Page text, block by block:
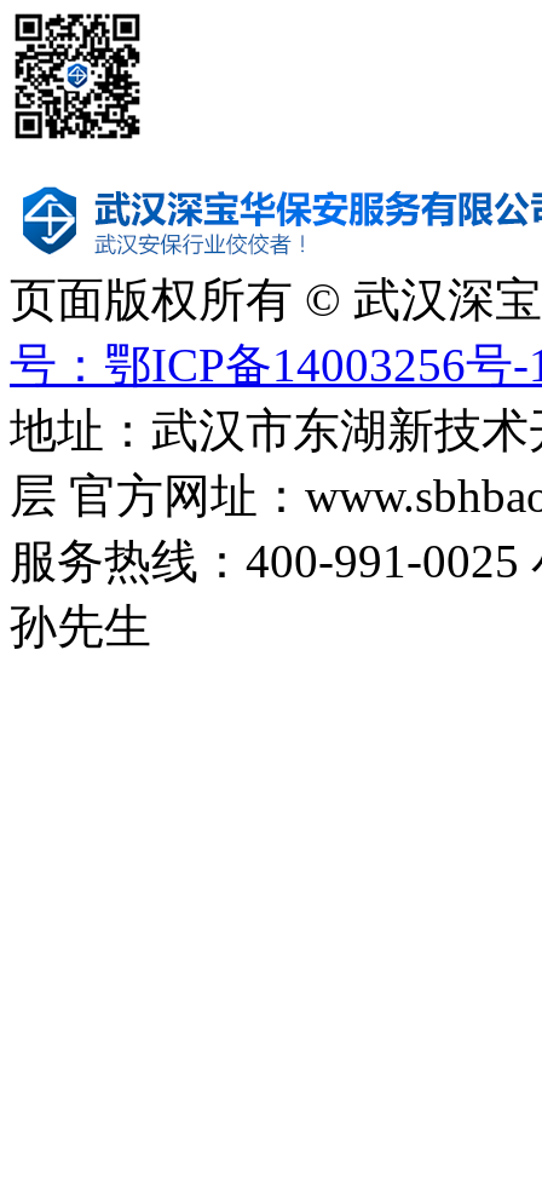
页面版权所有 © 武汉深
号：鄂ICP备14003256号-
地址：武汉市东湖新技
层 官方网址：
服务热线：400-991-
孙先生